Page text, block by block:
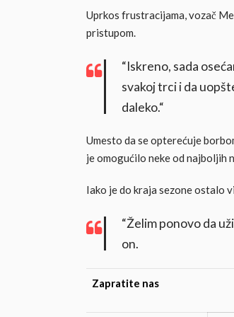
Uprkos frustracijama, vozač
pristupom.
“Iskreno, sada
svakoj trci i da
daleko.“
Umesto da se opterećuje
je omogućilo neke od najboljih
Iako je do kraja sezone ostalo
“Želim ponovo da
on.
Zapratite nas